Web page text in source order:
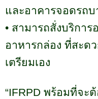
และอาคารจอดรถบ
• สามารถสั่งบริการ
อาหารกล่อง ที่สะด
เตรียมเอง
“IFRPD พร้อมที่จะ